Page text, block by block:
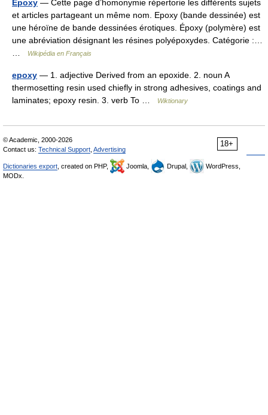
Époxy — Cette page d’homonymie répertorie les différents sujets
et articles partageant un même nom. Epoxy (bande dessinée) est
une héroïne de bande dessinées érotiques. Époxy (polymère) est
une abréviation désignant les résines polyépoxydes. Catégorie :…
Wikipédia en Français
epoxy — 1. adjective Derived from an epoxide. 2. noun A
thermosetting resin used chiefly in strong adhesives, coatings and
laminates; epoxy resin. 3. verb To …
Wiktionary
18+
© Academic, 2000-2026
Contact us: Technical Support Advertising
Dictionaries export , created on PHP, Joomla, Drupal,
WordPress,
MODx.